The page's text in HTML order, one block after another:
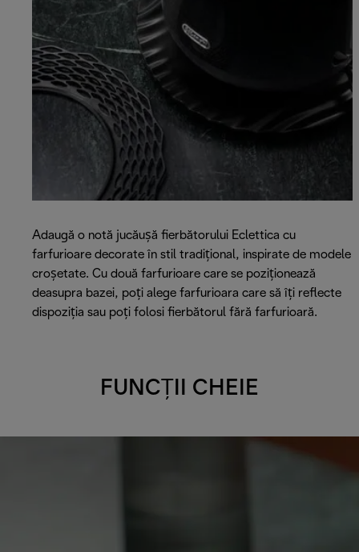
Adaugă o notă jucăușă fierbătorului Eclettica cu
farfurioare decorate în stil tradițional, inspirate de modele
croșetate. Cu două farfurioare care se poziționează
deasupra bazei, poți alege farfurioara care să îți reflecte
dispoziția sau poți folosi fierbătorul fără farfurioară.
FUNCȚII CHEIE